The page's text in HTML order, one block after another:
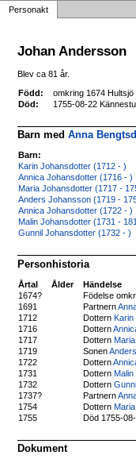
Personakt
Johan Andersson
Blev ca 81 år.
Född:
omkring 1674 Hultsjö
Död:
1755-08-22
Barn medAnna
Barn:
Karin Johansdotter (1712 - )
Annica Johansdotter (1716 - )
Maria Johansdotter (1717 -
Anders Johansson (1719 -
Annica Johansdotter (1722 - )
Malin Johansdotter (1731 -
Gunnil Johansdotter (1732 - )
Personhistoria
Årtal Ålder
Händelse
1674?
Födelse
1691
Partnern
1712
DotternKarin
1716
Dottern
1717
Dottern
1719
Sonen
1722
Dottern
1731
Dottern
1732
Dottern
1737?
Partnern
1754
Dottern
1755
Död 1755-
Dokument